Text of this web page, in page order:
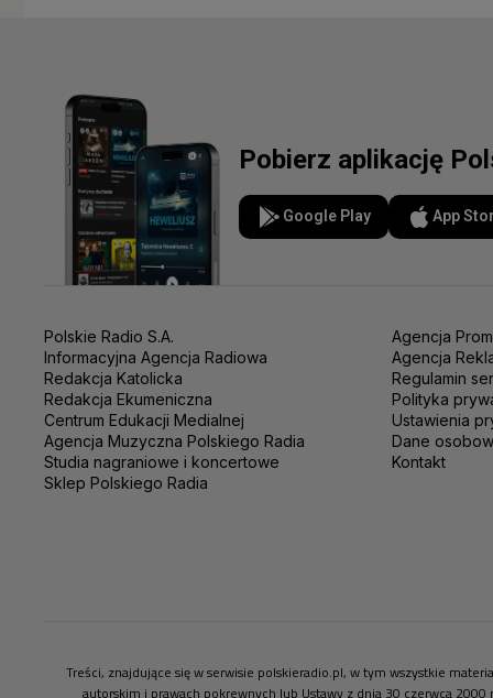
Pobierz aplikację
Google Play App
Polskie Radio S.A.
Informacyjna Agencja Radiowa
Redakcja Katolicka
Redakcja Ekumeniczna
Centrum Edukacji Medialnej
Agencja Muzyczna Polskiego Radia
Studia nagraniowe i koncertowe
Sklep Polskiego Radia
Agencja
Agencja
Regulamin
Polityka
Ustawienia
Dane
Kontakt
Treści, znajdujące się w serwisie polskieradio.pl, w tym wszystkie
autorskim i prawach pokrewnych lub Ustawy z dnia 30 czerwca